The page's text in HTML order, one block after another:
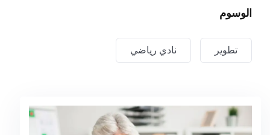
لي الجانب الآخر نشجب ونستنكر هؤلاء الرجال المفتونون
بنشوة اللحظة الهائمون في رغباتهم فلا يدركون ما يعقبها
من الألم والأسي المحتم، واللوم كذلك يشمل هؤلاء الذين
أخفقوا في واجباتهم نتيجة
الوسوم
تطوير نادي رياضي